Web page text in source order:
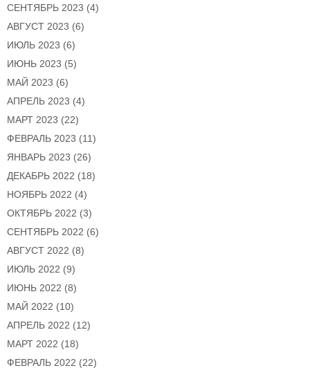
СЕНТЯБРЬ 2023 (4)
АВГУСТ 2023 (6)
ИЮЛЬ 2023 (6)
ИЮНЬ 2023 (5)
МАЙ 2023 (6)
АПРЕЛЬ 2023 (4)
МАРТ 2023 (22)
ФЕВРАЛЬ 2023 (11)
ЯНВАРЬ 2023 (26)
ДЕКАБРЬ 2022 (18)
НОЯБРЬ 2022 (4)
ОКТЯБРЬ 2022 (3)
СЕНТЯБРЬ 2022 (6)
АВГУСТ 2022 (8)
ИЮЛЬ 2022 (9)
ИЮНЬ 2022 (8)
МАЙ 2022 (10)
АПРЕЛЬ 2022 (12)
МАРТ 2022 (18)
ФЕВРАЛЬ 2022 (22)